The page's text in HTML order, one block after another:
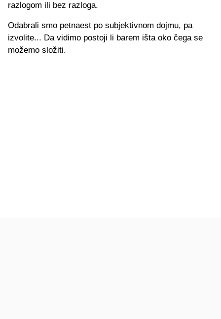
razlogom ili bez razloga.
Odabrali smo petnaest po subjektivnom dojmu, pa
izvolite... Da vidimo postoji li barem išta oko čega se
možemo složiti.